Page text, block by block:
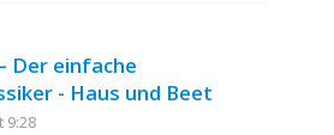
Der einfache
- Haus und Beet
9:28